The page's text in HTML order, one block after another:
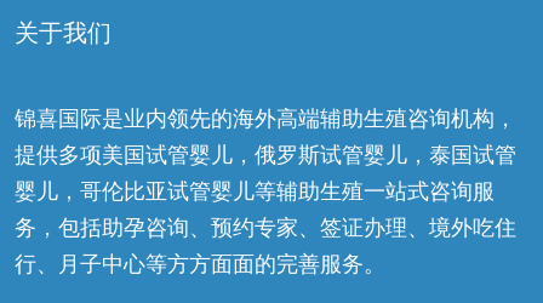
关于我们
锦喜国际是业内领先的海外高端辅助生殖咨询机构，
提供多项美国试管婴儿，俄罗斯试管婴儿，泰国试管
婴儿，哥伦比亚试管婴儿等辅助生殖一站式咨询服
务，包括助孕咨询、预约专家、签证办理、境外吃住
行、月子中心等方方面面的完善服务。